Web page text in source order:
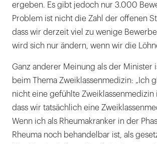
ergeben. Es gibt jedoch nur 3.000
Problem ist nicht die Zahl der offenen
dass wir derzeit viel zu wenige
wird sich nur ändern, wenn wir die
Ganz anderer Meinung als der Minister
beim Thema Zweiklassenmedizin: „Ich
nicht eine gefühlte Zweiklassenmedizin
dass wir tatsächlich eine
Wenn ich als Rheumakranker in der
Rheuma noch behandelbar ist, als